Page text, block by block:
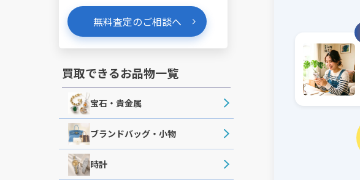
無料査定のご相談へ
買取できるお品物一覧
宝石・貴金属
ブランドバッグ・小物
時計